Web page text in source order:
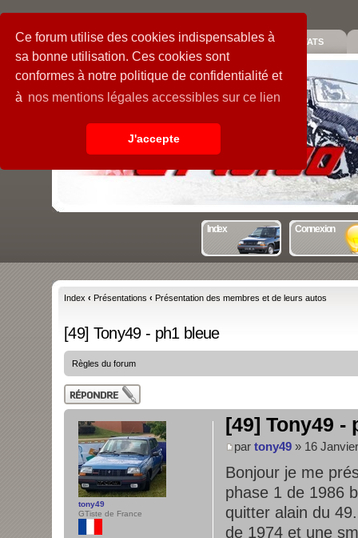
Ce forum utilise des cookies indispensables à
sa bonne utilisation. Ces cookies sont
conformes à notre politique de confidentialité et
à nos mentions légales accessibles sur ce lien
J'accepte
PIECES GALERIE GUIDE STATS
Index Connexion
Index ‹ Présentations ‹ Présentation des membres et de leurs autos
[49] Tony49 - ph1 bleue
Règles du forum
Publier une
réponse
[49] Tony49 -
par tony49 » 16
Bonjour je me
phase 1 de 1986
quitter alain du
de 1974 et une
tony49
GTiste de France